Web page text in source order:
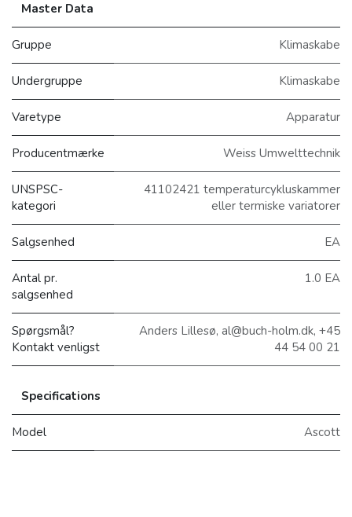
Master Data
Gruppe Klimaskabe
Undergruppe Klimaskabe
Varetype Apparatur
Producentmærke Weiss Umwelttechnik
UNSPSC-
kategori
41102421 temperaturcykluskammer
eller termiske variatorer
Salgsenhed EA
Antal pr.
salgsenhed
1.0 EA
Spørgsmål?
Kontakt venligst
Anders Lillesø, al@buch-holm.dk, +45
44 54 00 21
Specifications
Model Ascott